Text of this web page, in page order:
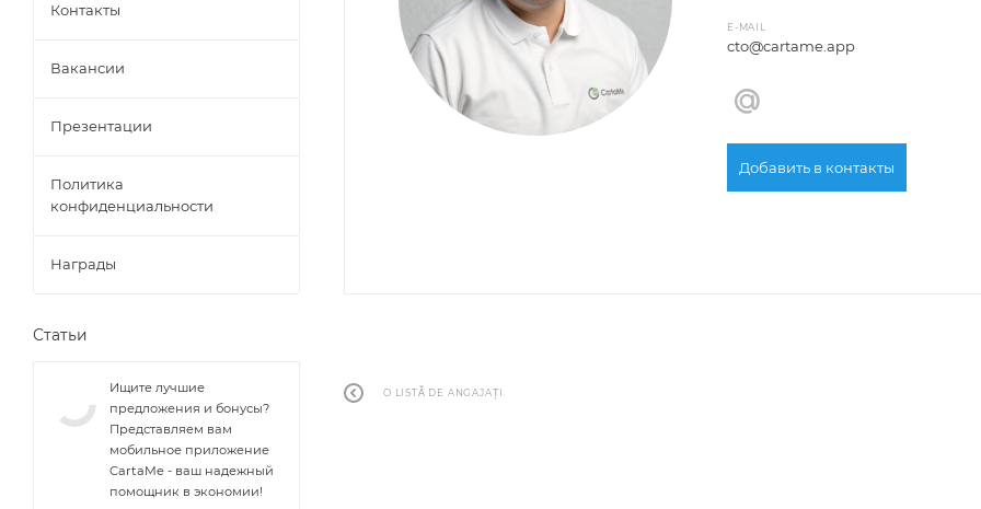
E-MAIL
cto@cartame.app
Добавить в контакты
O LISTĂ DE ANGAJAȚI
Контакты
Вакансии
Презентации
Политика
конфиденциальности
Награды
Статьи
Ищите лучшие
предложения и бонусы?
Представляем вам
мобильное приложение
CartaMe - ваш надежный
помощник в экономии!